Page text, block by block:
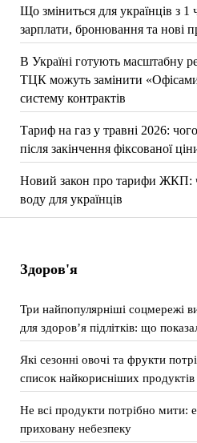
Що зміниться для українців з 1
зарплати, бронювання та нові
В Україні готують масштабну
ТЦК можуть замінити «Офісами
систему контрактів
Тариф на газ у травні 2026:
після закінчення фіксованої
Новий закон про тарифи ЖКП:
воду для українців
Здоров'я
Три найпопулярніші соцмережі
для здоров’я підлітків: що
Які сезонні овочі та фрукти
список найкорисніших продуктів
Не всі продукти потрібно мити:
приховану небезпеку